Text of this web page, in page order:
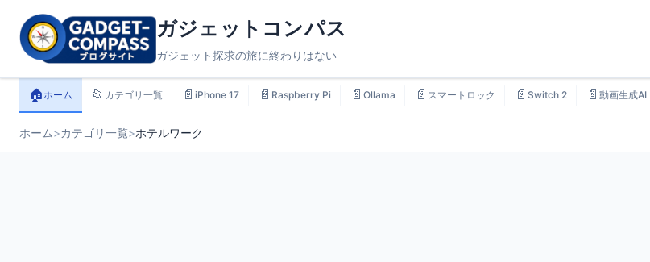
ガジェットコンパス
ガジェット探求の旅に終わりはない
🏠ホーム 📂 カテゴリ一覧 📄 iPhone 17 📄 Raspberry Pi 📄 Ollama 📄 スマートロック 📄 Switch 2 📄 動画生成AI
ホーム>カテゴリ一覧>ホテルワーク